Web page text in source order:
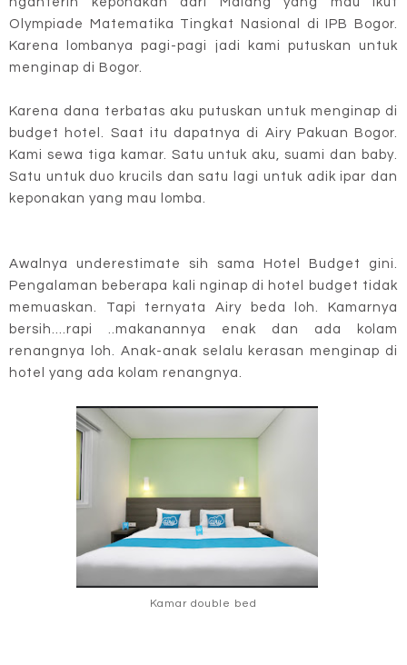
Olympiade Matematika Tingkat Nasional di IPB Bogor.
Karena lombanya pagi-pagi jadi kami putuskan untuk
menginap di Bogor.
Karena dana terbatas aku putuskan untuk menginap di
budget hotel. Saat itu dapatnya di Airy Pakuan Bogor.
Kami sewa tiga kamar. Satu untuk aku, suami dan baby.
Satu untuk duo krucils dan satu lagi untuk adik ipar dan
keponakan yang mau lomba.
Awalnya underestimate sih sama Hotel Budget gini.
Pengalaman beberapa kali nginap di hotel budget tidak
memuaskan. Tapi ternyata Airy beda loh. Kamarnya
bersih....rapi ..makanannya enak dan ada kolam
renangnya loh. Anak-anak selalu kerasan menginap di
hotel yang ada kolam renangnya.
Kamar double bed